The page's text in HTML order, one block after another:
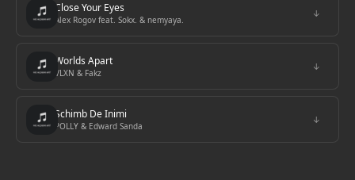
Close Your Eyes
Alex Rogov feat. Sokx. & nemyaya.
↓
Worlds Apart
VLXN & Fakz
↓
Schimb De Inimi
POLLY & Edward Sanda
↓